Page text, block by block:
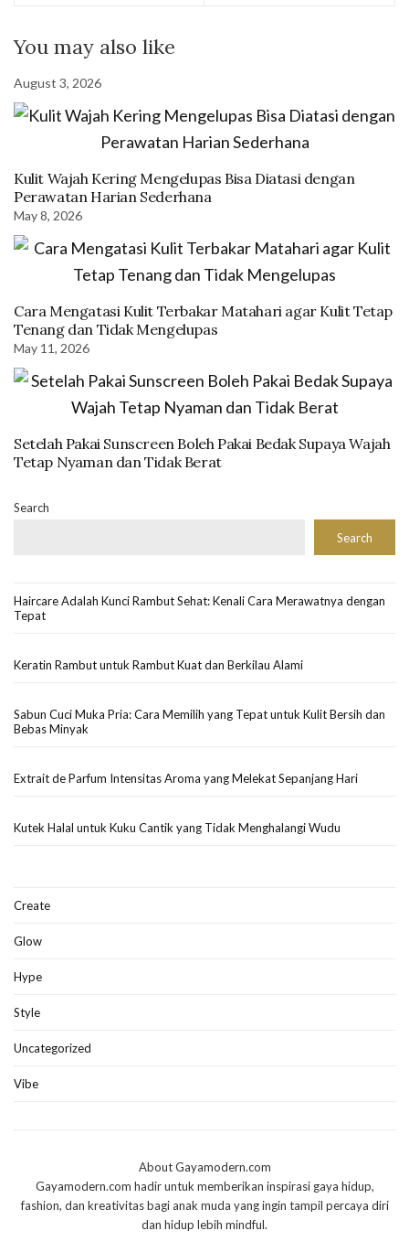
You may also like
August 3, 2026
Kulit Wajah Kering Mengelupas Bisa Diatasi dengan
Perawatan Harian Sederhana
May 8, 2026
Cara Mengatasi Kulit Terbakar Matahari agar Kulit Tetap
Tenang dan Tidak Mengelupas
May 11, 2026
Setelah Pakai Sunscreen Boleh Pakai Bedak Supaya Wajah
Tetap Nyaman dan Tidak Berat
Search
Search
Haircare Adalah Kunci Rambut Sehat: Kenali Cara Merawatnya dengan
Tepat
Keratin Rambut untuk Rambut Kuat dan Berkilau Alami
Sabun Cuci Muka Pria: Cara Memilih yang Tepat untuk Kulit Bersih dan
Bebas Minyak
Extrait de Parfum Intensitas Aroma yang Melekat Sepanjang Hari
Kutek Halal untuk Kuku Cantik yang Tidak Menghalangi Wudu
Create
Glow
Hype
Style
Uncategorized
Vibe
About Gayamodern.com
Gayamodern.com hadir untuk memberikan inspirasi gaya hidup,
fashion, dan kreativitas bagi anak muda yang ingin tampil percaya diri
dan hidup lebih mindful.